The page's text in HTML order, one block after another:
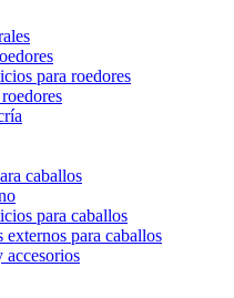
para roedores
caballos
para caballos
para caballos
accesorios